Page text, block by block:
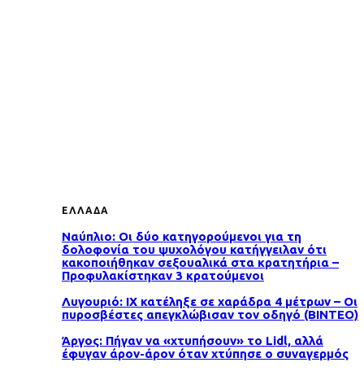
ΕΛΛΑΔΑ
Ναύπλιο: Οι δύο κατηγορούμενοι για τη
δολοφονία του ψυχολόγου κατήγγειλαν ότι
κακοποιήθηκαν σεξουαλικά στα κρατητήρια –
Προφυλακίστηκαν 3 κρατούμενοι
Λυγουριό: ΙΧ κατέληξε σε χαράδρα 4 μέτρων – Οι
πυροσβέστες απεγκλώβισαν τον οδηγό (ΒΙΝΤΕΟ)
Άργος: Πήγαν να «χτυπήσουν» το Lidl, αλλά
έφυγαν άρον-άρον όταν χτύπησε ο συναγερμός